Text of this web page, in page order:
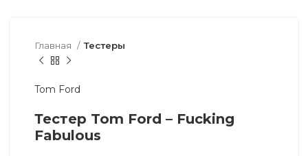
Главная Тестеры
Tom Ford
Тестер Tom Ford – Fucking
Fabulous